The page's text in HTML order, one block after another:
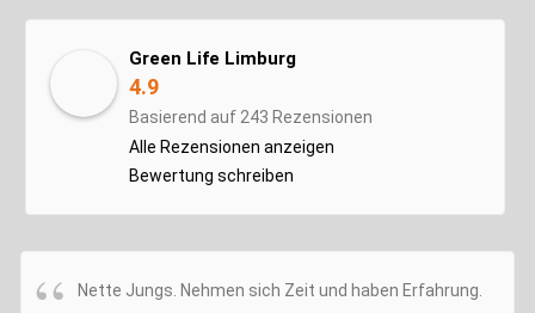
Green Life Limburg
4.9
Basierend auf 243 Rezensionen
Alle Rezensionen anzeigen
Bewertung schreiben
Nette Jungs. Nehmen sich Zeit und haben Erfahrung.